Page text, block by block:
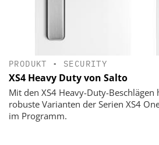
PRODUKT • SECURITY
XS4 Heavy Duty von Salto
Mit den XS4 Heavy-Duty-Beschlägen
robuste Varianten der Serien XS4
im Programm.